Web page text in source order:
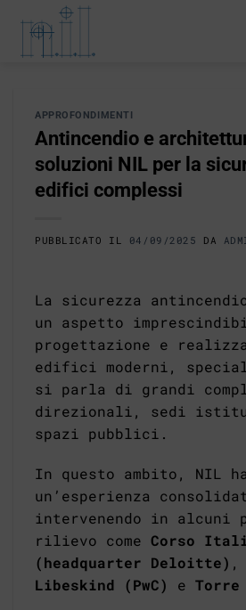
contenuti
APPROFONDIMENTI
Antincendio e
soluzioni NIL per la
edifici complessi
PUBBLICATO IL 04/09/2025 DA
La sicurezza
un aspetto
progettazione e
edifici moderni,
si parla di grandi
direzionali, sedi
spazi pubblici.
In questo ambito, NIL
un’esperienza
intervenendo in alcuni
rilievo come Corso
(headquarter Deloitte) ,
Libeskind (PwC)
e Torre